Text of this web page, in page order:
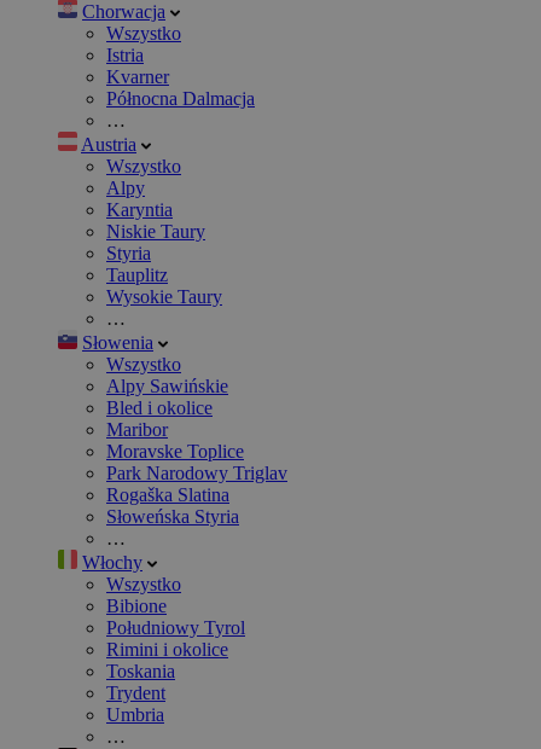
Chorwacja
Wszystko
Istria
Kvarner
Północna Dalmacja
…
Austria
Wszystko
Alpy
Karyntia
Niskie Taury
Styria
Tauplitz
Wysokie Taury
…
Słowenia
Wszystko
Alpy Sawińskie
Bled i okolice
Maribor
Moravske Toplice
Park Narodowy Triglav
Rogaška Slatina
Słoweńska Styria
…
Włochy
Wszystko
Bibione
Południowy Tyrol
Rimini i okolice
Toskania
Trydent
Umbria
…